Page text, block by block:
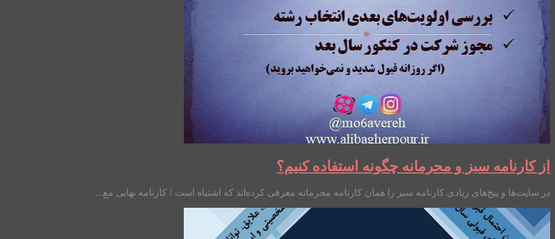
از کارنامه سبز و محرمانه چگونه استفاده کنیم؟
در سایت‌ها و پیج‌های زیادی کارنامه سبز را همان کارنامه محرمانه معرفی کرده‌اند که اشتباه است ! کارنامه نهایی مع...